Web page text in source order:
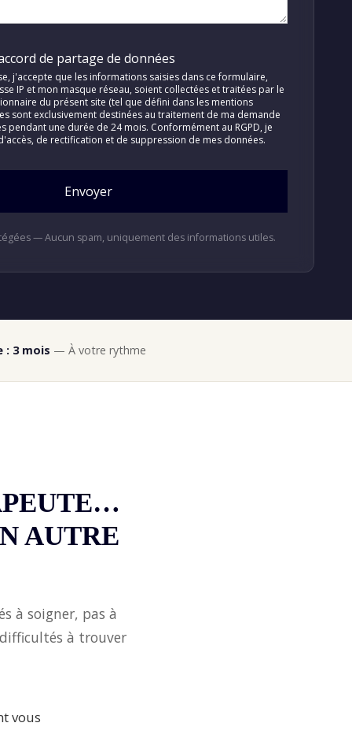
de partage de données
j'accepte que les informations saisies dans ce formulaire,
IP et mon masque réseau, soient collectées et traitées par le
du présent site (tel que défini dans les mentions
sont exclusivement destinées au traitement de ma demande
pendant une durée de 24 mois. Conformément au RGPD, je
de rectification et de suppression de mes données.
Envoyer
— Aucun spam, uniquement des informations utiles.
: 3 mois — À votre rythme
AUTRE
à soigner, pas à
à trouver
vous